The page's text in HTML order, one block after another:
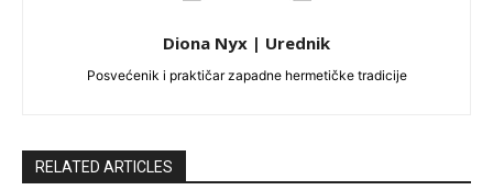
Diona Nyx | Urednik
Posvećenik i praktičar zapadne hermetičke tradicije
RELATED ARTICLES